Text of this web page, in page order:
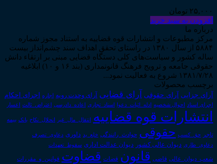
۲۵,۰۰۰ تومان
افزودن به سبد خرید
درباره ما
مرکز مطبوعات و انتشارات قوه قضاییه به استناد مجوز شماره
۵۸۸۴ از سال ۱۳۸۰ در راستای تحقق اهداف سند چشم‌انداز بیست
ساله کشور و سیاست‌های کلی دستگاه قضایی مبنی بر ارتقاء دانش
حقوقی جامعه و ترویج فرهنگ قانونمداری (بند ۱۶ و ۱۰) ابلاغیه
۱۳۸۱/۷/۲۸ شروع به فعالیت نمود...
برچسب محصولات
آرای جزایی آرای حقوقی آرای قضایی آرای وحدت رویه اجاره اجرای احکام
اجرای اسناد احوال شخصیه ادله_اثبات_دعوا اسناد_تجاری اعاده_دادرسی اعتراض_ثالث اعسار
انتشارات قوه قضاییه انتقال_مال_غیر انحلال_نکاح بانک بیمه
تاجر حق_کسب حقوقی حوادث_رانندگی خلع_ید داوری دعاوی_تصرف
دعاوی_طاری دیوان عالی کشور دیوان عدالت اداری سقوط_تعهدات
شعب_دیوان_عالی قاضی قانون قضات قضاوت قوانین_و_مقررات